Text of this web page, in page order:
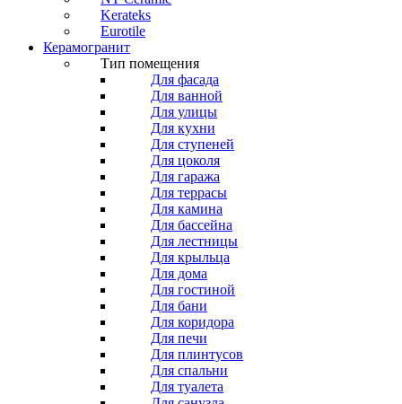
Kerateks
Eurotile
Керамогранит
Тип помещения
Для фасада
Для ванной
Для улицы
Для кухни
Для ступеней
Для цоколя
Для гаража
Для террасы
Для камина
Для бассейна
Для лестницы
Для крыльца
Для дома
Для гостиной
Для бани
Для коридора
Для печи
Для плинтусов
Для спальни
Для туалета